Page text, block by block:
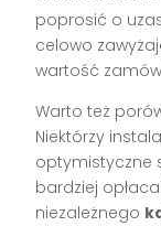
poprosić o
celowo
wartość
Warto też
Niektórzy
optymistyczne
bardziej
niezależnego